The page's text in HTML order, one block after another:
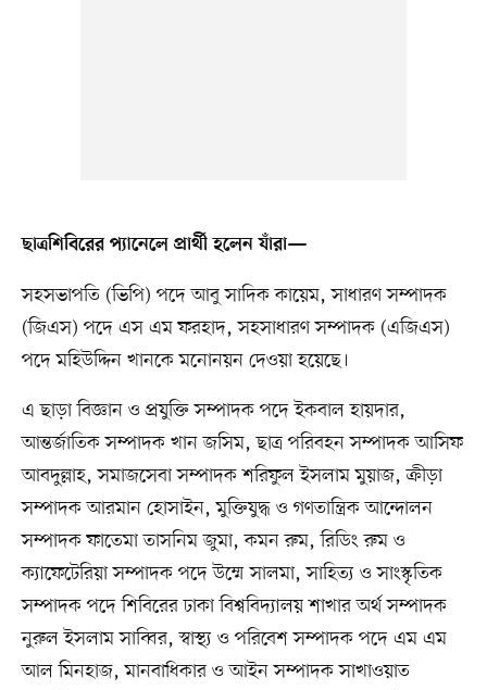
ছাত্রশিবিরের প্যানেলে প্রার্থী হলেন যাঁরা—
সহসভাপতি (ভিপি) পদে আবু সাদিক কায়েম, সাধারণ সম্পাদক
(জিএস) পদে এস এম ফরহাদ, সহসাধারণ সম্পাদক (এজিএস)
পদে মহিউদ্দিন খানকে মনোনয়ন দেওয়া হয়েছে।
এ ছাড়া বিজ্ঞান ও প্রযুক্তি সম্পাদক পদে ইকবাল হায়দার,
আন্তর্জাতিক সম্পাদক খান জসিম, ছাত্র পরিবহন সম্পাদক আসিফ
আবদুল্লাহ, সমাজসেবা সম্পাদক শরিফুল ইসলাম মুয়াজ, ক্রীড়া
সম্পাদক আরমান হোসাইন, মুক্তিযুদ্ধ ও গণতান্ত্রিক আন্দোলন
সম্পাদক ফাতেমা তাসনিম জুমা, কমন রুম, রিডিং রুম ও
ক্যাফেটেরিয়া সম্পাদক পদে উম্মে সালমা, সাহিত্য ও সাংস্কৃতিক
সম্পাদক পদে শিবিরের ঢাকা বিশ্ববিদ্যালয় শাখার অর্থ সম্পাদক
নুরুল ইসলাম সাব্বির, স্বাস্থ্য ও পরিবেশ সম্পাদক পদে এম এম
আল মিনহাজ, মানবাধিকার ও আইন সম্পাদক সাখাওয়াত